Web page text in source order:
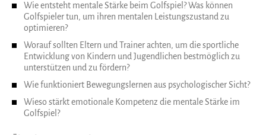
Wie entsteht mentale Stärke beim Golfspiel? Was können
Golfspieler tun, um ihren mentalen Leistungszustand zu
optimieren?
Worauf sollten Eltern und Trainer achten, um die sportliche
Entwicklung von Kindern und Jugendlichen bestmöglich zu
unterstützen und zu fördern?
Wie funktioniert Bewegungslernen aus psychologischer Sicht?
Wieso stärkt emotionale Kompetenz die mentale Stärke im
Golfspiel?